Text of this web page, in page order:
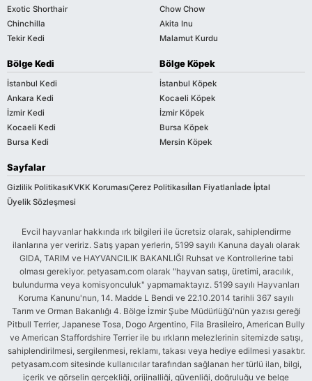
Exotic Shorthair
Chinchilla
Tekir Kedi
Chow Chow
Akita Inu
Malamut Kurdu
Bölge Kedi
İstanbul Kedi
Ankara Kedi
İzmir Kedi
Kocaeli Kedi
Bursa Kedi
Bölge Köpek
İstanbul Köpek
Kocaeli Köpek
İzmir Köpek
Bursa Köpek
Mersin Köpek
Sayfalar
Gizlilik PolitikasıKVKK KorumasıÇerez Politikasıİlan Fiyatlarıİade İptal
Üyelik Sözleşmesi
Evcil hayvanlar hakkında ırk bilgileri ile ücretsiz olarak, sahiplendirme
ilanlarına yer veririz. Satış yapan yerlerin, 5199 sayılı Kanuna dayalı olarak
GIDA, TARIM ve HAYVANCILIK BAKANLIĞI Ruhsat ve Kontrollerine tabi
olması gerekiyor. petyasam.com olarak "hayvan satışı, üretimi, aracılık,
bulundurma veya komisyonculuk" yapmamaktayız. 5199 sayılı Hayvanları
Koruma Kanunu'nun, 14. Madde L Bendi ve 22.10.2014 tarihli 367 sayılı
Tarım ve Orman Bakanlığı 4. Bölge İzmir Şube Müdürlüğü'nün yazısı gereği
Pitbull Terrier, Japanese Tosa, Dogo Argentino, Fila Brasileiro, American Bully
ve American Staffordshire Terrier ile bu ırkların melezlerinin sitemizde satışı,
sahiplendirilmesi, sergilenmesi, reklamı, takası veya hediye edilmesi yasaktır.
petyasam.com sitesinde kullanıcılar tarafından sağlanan her türlü ilan, bilgi,
içerik ve görselin gerçekliği, orijinalliği, güvenliği, doğruluğu ve belge